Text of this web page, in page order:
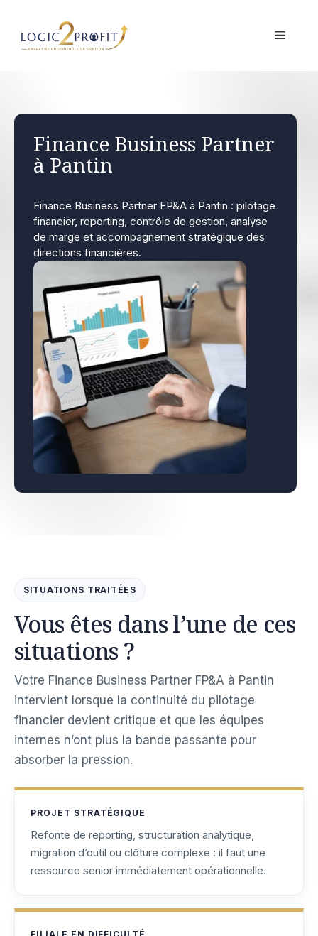
contenu
MENU
Finance Business Partner
à Pantin
Finance Business Partner FP&A à Pantin : pilotage
financier, reporting, contrôle de gestion, analyse
de marge et accompagnement stratégique des
directions financières.
SITUATIONS TRAITÉES
Vous êtes dans l’une de ces
situations ?
Votre Finance Business Partner FP&A à Pantin
intervient lorsque la continuité du pilotage
financier devient critique et que les équipes
internes n’ont plus la bande passante pour
absorber la pression.
PROJET STRATÉGIQUE
Refonte de reporting, structuration analytique,
migration d’outil ou clôture complexe : il faut une
ressource senior immédiatement opérationnelle.